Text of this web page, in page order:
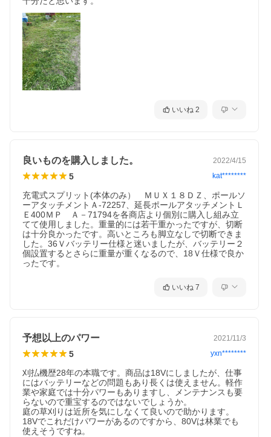
いいね 2
良いものを購入しました。 2022/4/15
5 kat********
充電式スプリット(本体のみ）　ＭＵＸ１８ＤＺ、ポールソ
ーアタッチメントＡ-72257、延長ポールアタッチメントＬ
Ｅ400ＭＰ　Ａ－71794を各商店より個別に購入し組み立
てて使用しました。重量的には若干重かったですが、切断
は十分良かったです。高いところも脚立なしで切断できま
した。36Ｖバッテリー仕様と迷いましたが、バッテリー２
個設置するとさらに重量が重くなるので、18Ｖ仕様で良か
いいね 7
予想以上のパワー 2021/11/3
5 yxn********
刈払機歴28年の本職です。商品は18Vにしましたが、仕事
にはバッテリーなどの問題もあり長くは使えません。軽作
業や家庭では十分パワーもありますし、メンテナンスも要
らないので重宝するのではないでしょうか。
庭の草刈りは近所を気にしなくて良いので助かります。
18Vでこれだけパワーがあるのですから、80Vは林業でも
使えそうですね。